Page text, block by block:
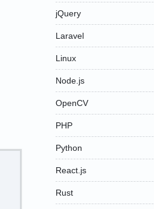
jQuery
Laravel
Linux
Node.js
OpenCV
PHP
Python
React.js
Rust